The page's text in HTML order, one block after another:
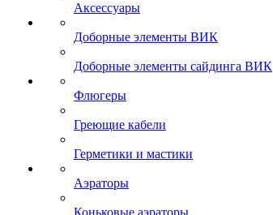
Аксессуары
Доборные элементы ВИК
Доборные элементы сайдинга ВИК
Флюгеры
Греющие кабели
Герметики и мастики
Аэраторы
Коньковые аэраторы